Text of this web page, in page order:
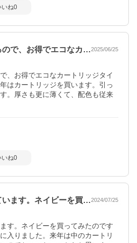
いね0
ので、お得でエコなカ…2025/06/25
、お得でエコなカートリッジタイ
はカートリッジを買います。引っ
。厚さも更に薄くて、配色も従来
いね0
います。ネイビーを買…2024/07/25
す。ネイビーを買ってみたのです
入りました。来年は中のカートリ